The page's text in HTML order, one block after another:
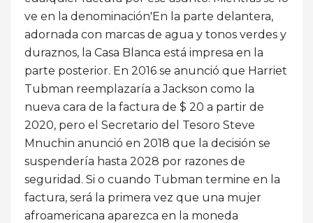
ve en la denominación'En la parte delantera,
adornada con marcas de agua y tonos verdes y
duraznos, la Casa Blanca está impresa en la
parte posterior. En 2016 se anunció que Harriet
Tubman reemplazaría a Jackson como la
nueva cara de la factura de $ 20 a partir de
2020, pero el Secretario del Tesoro Steve
Mnuchin anunció en 2018 que la decisión se
suspendería hasta 2028 por razones de
seguridad. Si o cuando Tubman termine en la
factura, será la primera vez que una mujer
afroamericana aparezca en la moneda